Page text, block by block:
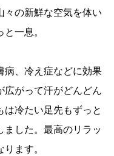
の新鮮な空気を体い
一息。
病、冷え症などに効果
広がって汗がどんどん
冷たい足先もずっと
した。最高のリラッ
ます。